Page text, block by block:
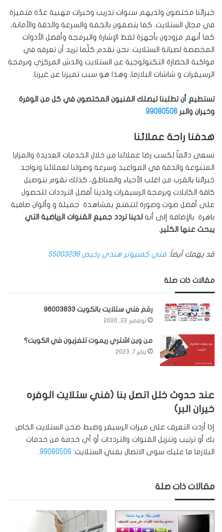
خبرائنا مختصون ولديهم سنوات تدريب وخبرات مهنية عدّة متميزة
في مجال الستلايت. كما يتصفون بالخفة والسرعة والدقة والأمانة،
كما أنهم مزودون بأجهزة لقط الإشارة والبرمجة وأفضل الأدوات
المخصصة لصيانة الستلايت. نحن نقدم كلّما تريد أن تعرفه في
مواكبة الحضارة التكنولوجية عن الستلايت والدش المركزي وبرمجة
الرسيفرات و شاشات البلازما، وهذا هو سبب تميزنا عن غيرنا.
تستطيع أن تطلبنا ليصلك الفنيون المختصون في كل من الوفرة
وخيران والبر 99080506
هدفنا راحة عملائنا
نسعى دائماً لكسب رضا عملائنا من خلال الخدمات العديدة والمزايا
المتنوعة والدقة في المواعيد وسرعة وصولنا لعملائنا وتواجد
خبرائنا بالقرب من اغلب الأحياء والمناطق، كذلك نقوم بتوصيل
كافة الكابلات وبرمجة الرسيفرات ولدينا أفضل الترددات للحصول
على أفضل صوت وصورة لتتمتع بمشاهدة جميلة و وألوان صافية
باهرة بالإضافة إلى أنه لدينا تردد جميع القنوات الرياضية التي
يبحث عنها الكثير.
قد يهمك أيضاً: فني كمبيوتر هندي رخيص 55003236
مقالات ذات صلة
رقم فني ستلايت بالكويت 96003833
نوفمبر 22, 2020
من وين اشتري ريموت تلفزيون في الكويت؟
يناير 7, 2023
عند حدوث خلل اتصل بنا (فني ستلايت الوفره
خيران البر)
إذا أردت التعرف على ميزات الرسيفر وضبط صحن الستلايت الخاص
بك أو ترتيب وتنزيل القنوات والترددات أو أي خدمة من خدمات
البلازما ما عليك سوى الاتصال بفني الستلايت: 99080506
.
مقالات ذات صلة